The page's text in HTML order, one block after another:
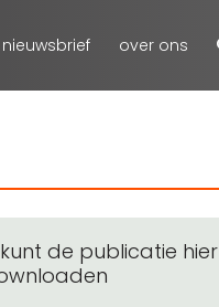
nieuwsbrief over ons
de publicatie hier